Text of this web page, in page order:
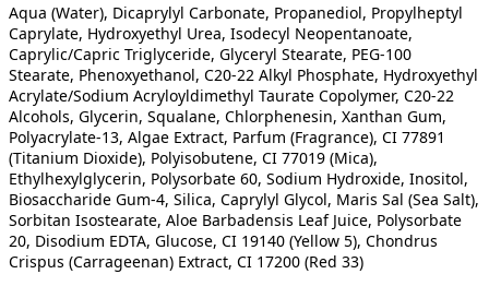
Aqua (Water), Dicaprylyl Carbonate, Propanediol, Propylheptyl
Caprylate, Hydroxyethyl Urea, Isodecyl Neopentanoate,
Caprylic/Capric Triglyceride, Glyceryl Stearate, PEG-100
Stearate, Phenoxyethanol, C20-22 Alkyl Phosphate, Hydroxyethyl
Acrylate/Sodium Acryloyldimethyl Taurate Copolymer, C20-22
Alcohols, Glycerin, Squalane, Chlorphenesin, Xanthan Gum,
Polyacrylate-13, Algae Extract, Parfum (Fragrance), CI 77891
(Titanium Dioxide), Polyisobutene, CI 77019 (Mica),
Ethylhexylglycerin, Polysorbate 60, Sodium Hydroxide, Inositol,
Biosaccharide Gum-4, Silica, Caprylyl Glycol, Maris Sal (Sea Salt),
Sorbitan Isostearate, Aloe Barbadensis Leaf Juice, Polysorbate
20, Disodium EDTA, Glucose, CI 19140 (Yellow 5), Chondrus
Crispus (Carrageenan) Extract, CI 17200 (Red 33)